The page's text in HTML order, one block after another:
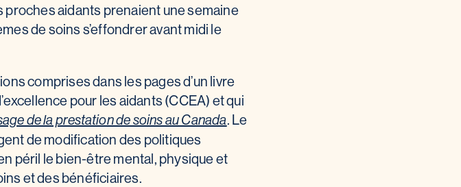
proches aidants prenaient une semaine
de soins s’effondrer avant midi le
comprises dans les pages d’un livre
pour les aidants (CCEA) et qui
de la prestation de soins au Canada. Le
de modification des politiques
péril le bien-être mental, physique et
et des bénéficiaires.